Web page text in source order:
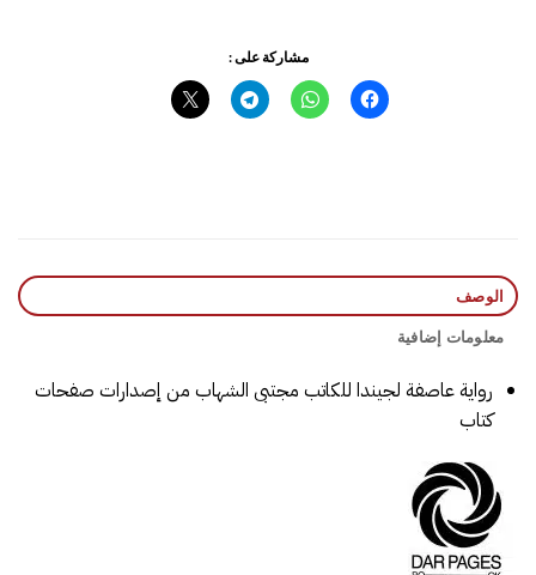
مشاركة على :
الوصف
معلومات إضافية
رواية عاصفة لجيندا‎ للكاتب ‎مجتبى الشهاب‎ من إصدارات صفحات
كتاب